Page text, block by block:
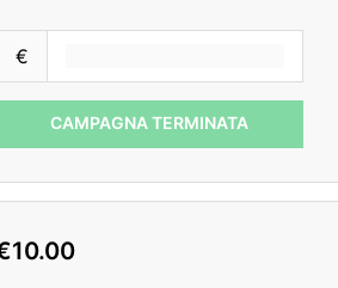
€
CAMPAGNA TERMINATA